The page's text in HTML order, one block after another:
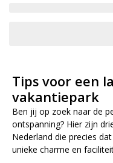
Tips voor een
vakantiepark
Ben jij op zoek naar de
ontspanning? Hier zijn
Nederland die precies
unieke charme en